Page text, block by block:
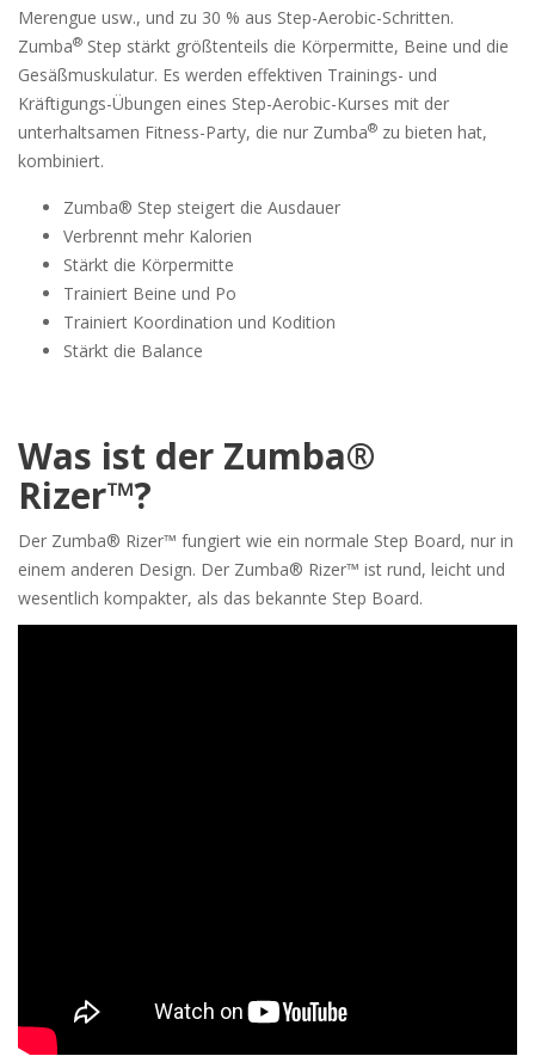
Merengue usw., und zu 30 % aus Step-Aerobic-Schritten.
Zumba® Step stärkt größtenteils die Körpermitte, Beine und die
Gesäßmuskulatur. Es werden effektiven Trainings- und
Kräftigungs-Übungen eines Step-Aerobic-Kurses mit der
unterhaltsamen Fitness-Party, die nur Zumba® zu bieten hat,
kombiniert.
Zumba® Step steigert die Ausdauer
Verbrennt mehr Kalorien
Stärkt die Körpermitte
Trainiert Beine und Po
Trainiert Koordination und Kodition
Stärkt die Balance
Was ist der Zumba®
Rizer™?
Der Zumba® Rizer™ fungiert wie ein normale Step Board, nur in
einem anderen Design. Der Zumba® Rizer™ ist rund, leicht und
wesentlich kompakter, als das bekannte Step Board.